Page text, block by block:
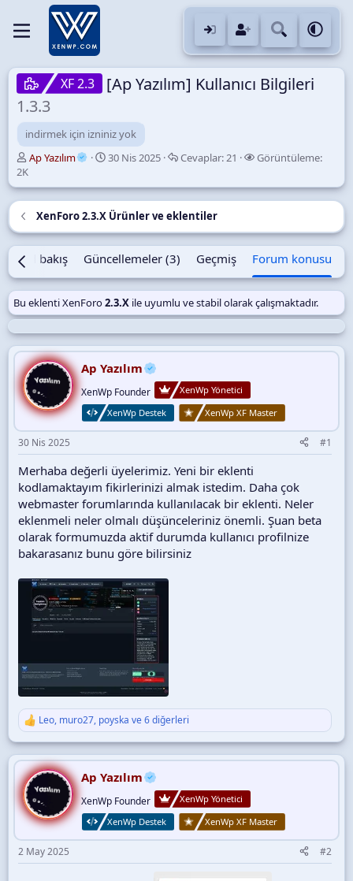
XF 2.3
[Ap Yazılım] Kullanıcı Bilgileri
1.3.3
indirmek için izniniz yok
K
n
u
l
a
t
n
Ap Yazılım
B
ş
l
a
ı
t
a
r
h
i
30 Nis 2025 Cevaplar:C
v
a
r
21 Görüntüleme:G
r
ü
l
m
2K
XenForo 2.3.X Ürünler ve eklentiler
Genel bakış Güncellemeler (3) Geçmiş Forum konusu
Bu eklenti XenForo2.3.X ile uyumlu ve stabil olarak çalışmaktadır.
Ap Yazılım
XenWp Founder
XenWp Yönetici
XenWp Destek
XenWp XF Master
30 Nis 2025 #1
Merhaba değerli üyelerimiz. Yeni bir eklenti
kodlamaktayım fikirlerinizi almak istedim. Daha çok
webmaster forumlarında kullanılacak bir eklenti. Neler
eklenmeli neler olmalı düşünceleriniz önemli. Şuan beta
olarak formumuzda aktif durumda kullanıcı profilnize
bakarasanız bunu göre bilirsiniz
T
p
k
i
l
e
r
Leo, muro27, poyska ve 6 diğerleri
Ap Yazılım
XenWp Founder
XenWp Yönetici
XenWp Destek
XenWp XF Master
2 May 2025 #2